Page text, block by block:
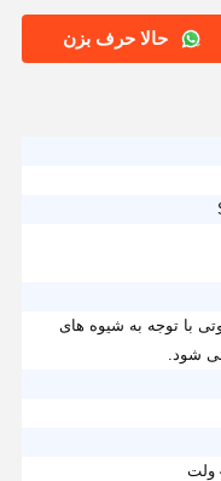
حالا حرف بزن
با توجه به شیوه های
شود.